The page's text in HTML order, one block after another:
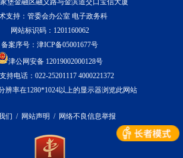
堡金融区融义路与金滨道交口宝信大厦
支持：管委会办公室 电子政务科
网站标识码：1201160062
备案序号：津ICP备05001677号
津公网安备 12019002000128号
持电话：022-25201117 4000221372
辨率在1280*1024以上的显示器浏览此网站
们 / 网站声明 / 网络不良信息举报